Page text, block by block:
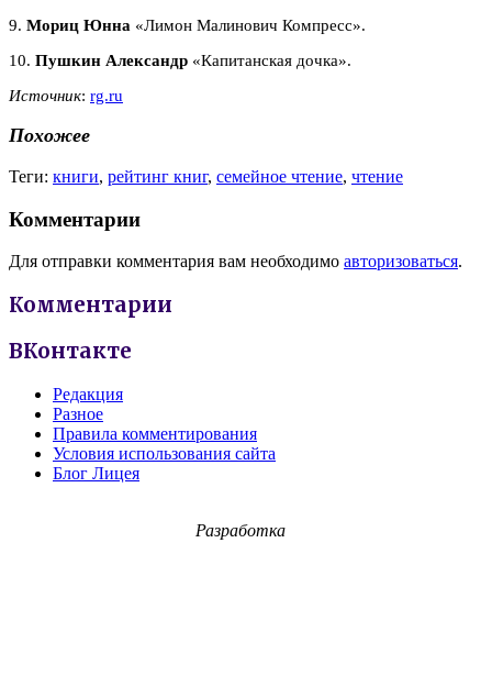
9. Мориц Юнна «Лимон Малинович Компресс».
10. Пушкин Александр «Капитанская дочка».
Источник: rg.ru
Похожее
Теги: книги, рейтинг книг, семейное чтение, чтение
Комментарии
Для отправки комментария вам необходимо авторизоваться.
Комментарии
ВКонтакте
Редакция
Разное
Правила комментирования
Условия использования сайта
Блог Лицея
Разработка